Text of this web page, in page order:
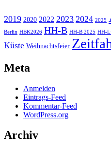
2019 2020 2022 2023 2024 2025
Berlin HBK2026 HH-B HH-B 2025 HH-
Küste Weihnachtsfeier
Meta
Anmelden
Eintrags-Feed
Kommentar-Feed
WordPress.org
Archiv